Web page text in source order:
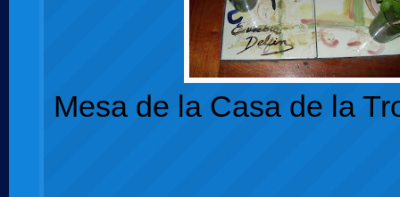
Mesa de la Casa de la